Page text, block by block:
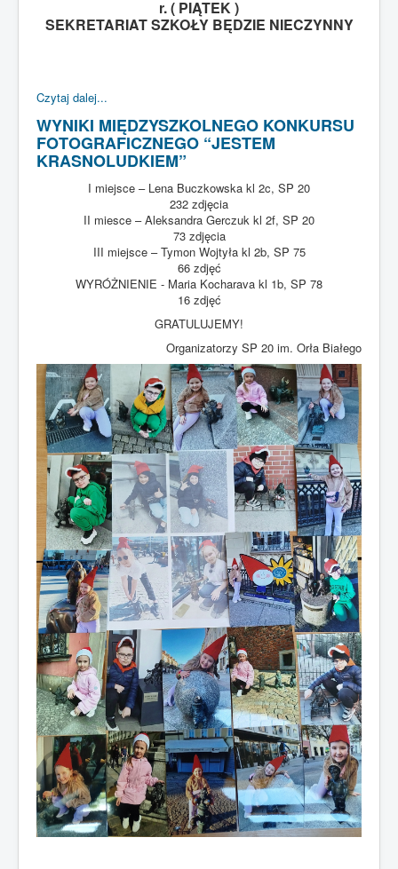
r. ( PIĄTEK )
SEKRETARIAT SZKOŁY BĘDZIE NIECZYNNY
Czytaj dalej...
WYNIKI MIĘDZYSZKOLNEGO KONKURSU
FOTOGRAFICZNEGO “JESTEM
KRASNOLUDKIEM”
I miejsce – Lena Buczkowska kl 2c, SP 20
232 zdjęcia
II miesce – Aleksandra Gerczuk kl 2f, SP 20
73 zdjęcia
III miejsce – Tymon Wojtyła kl 2b, SP 75
66 zdjęć
WYRÓŻNIENIE - Maria Kocharava kl 1b, SP 78
16 zdjęć
GRATULUJEMY!
Organizatorzy SP 20 im. Orła Białego